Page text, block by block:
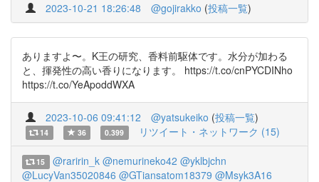
2023-10-21 18:26:48 @gojirakko (投稿一覧)
ありますよ〜。K王の研究、香料前駆体です。水分が加わる
と、揮発性の高い香りになります。 https://t.co/cnPYCDINho
https://t.co/YeApoddWXA
2023-10-06 09:41:12 @yatsukeiko (投稿一覧)
14 36 0.399 リツイート・ネットワーク (15)
15 @raririn_k @nemurineko42 @yklbjchn
@LucyVan35020846 @GTiansatom18379 @Msyk3A16